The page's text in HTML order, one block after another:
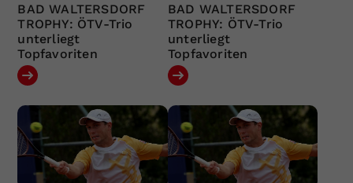
BAD WALTERSDORF
TROPHY: ÖTV-Trio
unterliegt
Topfavoriten
BAD WALTERSDORF
TROPHY: ÖTV-Trio
unterliegt
Topfavoriten